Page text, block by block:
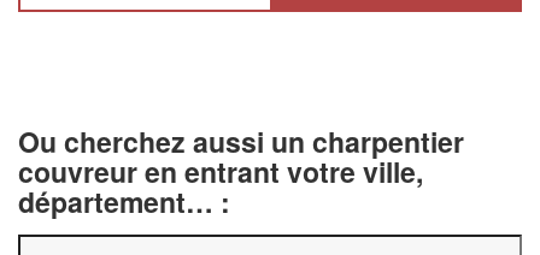
Ou cherchez aussi un charpentier
couvreur en entrant votre ville,
département… :